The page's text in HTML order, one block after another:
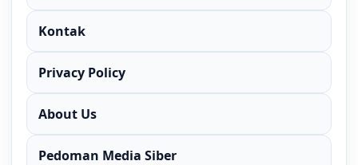
Kontak
Privacy Policy
About Us
Pedoman Media Siber